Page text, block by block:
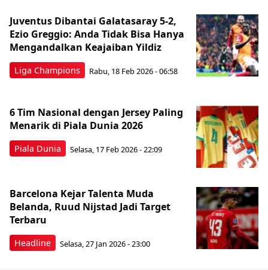
Liga Champions
Juventus Dibantai Galatasaray 5-2,
Ezio Greggio: Anda Tidak Bisa Hanya
Mengandalkan Keajaiban Yildiz
Rabu, 18 Feb 2026 - 06:58
Piala Dunia
6 Tim Nasional dengan Jersey Paling
Menarik di Piala Dunia 2026
Selasa, 17 Feb 2026 - 22:09
Headline
Barcelona Kejar Talenta Muda
Belanda, Ruud Nijstad Jadi Target
Terbaru
Selasa, 27 Jan 2026 - 23:00